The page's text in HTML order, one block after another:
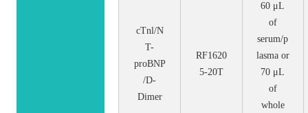
cTnl/N
T-
proBNP
/D-
Dimer
RF1620
5-20T
60 μL
of
serum/p
lasma or
70 μL
of
whole